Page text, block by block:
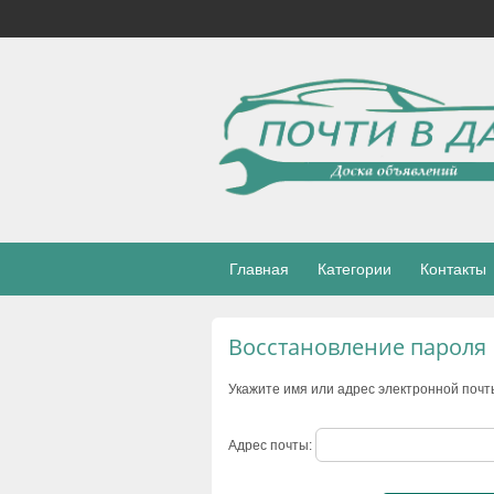
Главная Категории Контакты
Восстановление пароля
Укажите имя или адрес электронной
Адрес почты: